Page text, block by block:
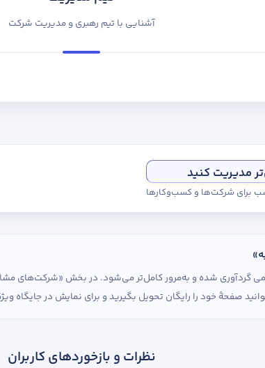
آشنایی با تیم رهبری و مدیریت شرکت
مدیریت کنید
برای شرکت‌ها و کسب‌وکارها
گردآوری شده و به‌مرور کامل‌تر می‌شود. در بخش «شرکت‌های
صفحهٔ خود را رایگان تحویل بگیرید و برای نمایش در جایگاه
نظرات و بازخوردهای کاربران